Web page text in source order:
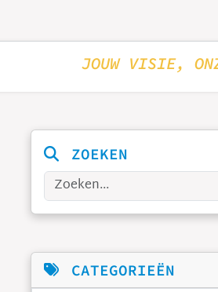
JOUW VISIE,
ZOEKEN
Zoeken
CATEGORIEËN